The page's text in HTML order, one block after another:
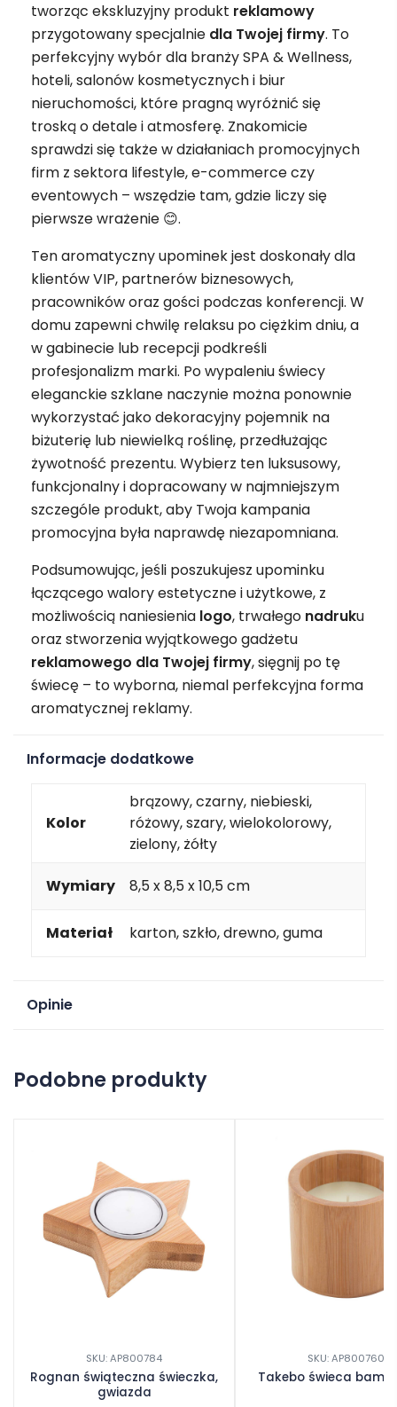
tworząc ekskluzyjny produkt reklamowy
przygotowany specjalnie dla Twojej firmy. To
perfekcyjny wybór dla branży SPA & Wellness,
hoteli, salonów kosmetycznych i biur
nieruchomości, które pragną wyróżnić się
troską o detale i atmosferę. Znakomicie
sprawdzi się także w działaniach promocyjnych
firm z sektora lifestyle, e-commerce czy
eventowych – wszędzie tam, gdzie liczy się
pierwsze wrażenie 😊.
Ten aromatyczny upominek jest doskonały dla
klientów VIP, partnerów biznesowych,
pracowników oraz gości podczas konferencji. W
domu zapewni chwilę relaksu po ciężkim dniu, a
w gabinecie lub recepcji podkreśli
profesjonalizm marki. Po wypaleniu świecy
eleganckie szklane naczynie można ponownie
wykorzystać jako dekoracyjny pojemnik na
biżuterię lub niewielką roślinę, przedłużając
żywotność prezentu. Wybierz ten luksusowy,
funkcjonalny i dopracowany w najmniejszym
szczególe produkt, aby Twoja kampania
promocyjna była naprawdę niezapomniana.
Podsumowując, jeśli poszukujesz upominku
łączącego walory estetyczne i użytkowe, z
możliwością naniesienia logo, trwałego nadruku
oraz stworzenia wyjątkowego gadżetu
reklamowego dla Twojej firmy, sięgnij po tę
świecę – to wyborna, niemal perfekcyjna forma
aromatycznej reklamy.
Informacje dodatkowe
Kolor
brązowy, czarny, niebieski,
różowy, szary, wielokolorowy,
zielony, żółty
Wymiary 8,5 x 8,5 x 10,5 cm
Materiał karton, szkło, drewno, guma
Opinie
Podobne produkty
SKU: AP800784
Rognan świąteczna świeczka,
gwiazda
SKU: AP800760
Takebo świeca